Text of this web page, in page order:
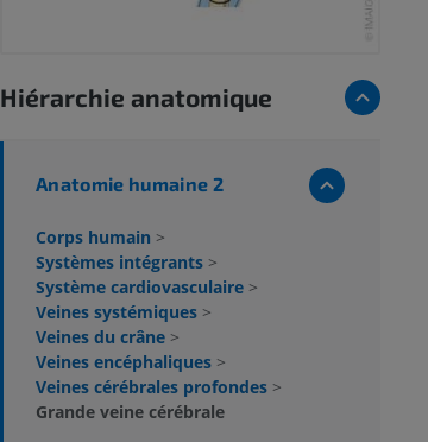
Hiérarchie anatomique
Anatomie humaine 2
Corps humain >
Systèmes intégrants >
Système cardiovasculaire >
Veines systémiques >
Veines du crâne >
Veines encéphaliques >
Veines cérébrales profondes >
Grande veine cérébrale